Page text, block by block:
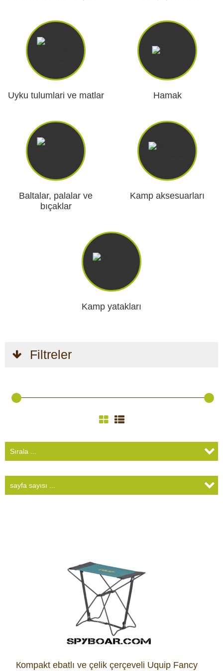
Araç İçi Kamera
Hediyelik
Arşiv ürünleri
Uyku tulumlari ve matlar Hamak
Baltalar, palalar ve
bıçaklar
Kamp aksesuarları
Kamp yatakları
Filtreler
Кompakt ebatlı ve çelik çerçeveli Uquip Fancy